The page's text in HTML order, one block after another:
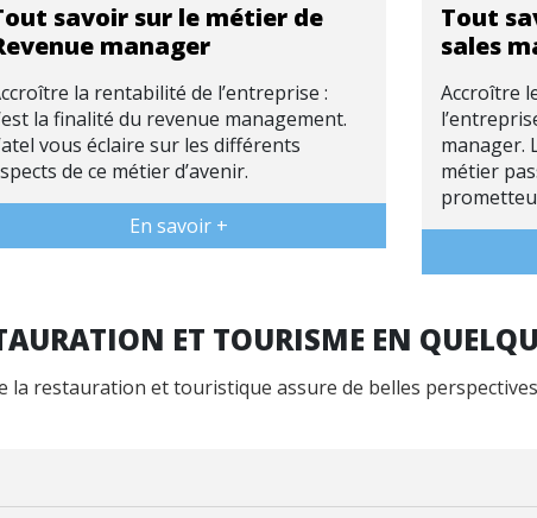
savoir sur le métier de
manager
la rentabilité de l’entreprise :
la finalité du revenue management.
vous éclaire sur les différents
de ce métier d’avenir.
En savoir +
Tout
sales
Accroître
manager.
métier
ET TOURISME EN
la restauration et touristique assure de belles